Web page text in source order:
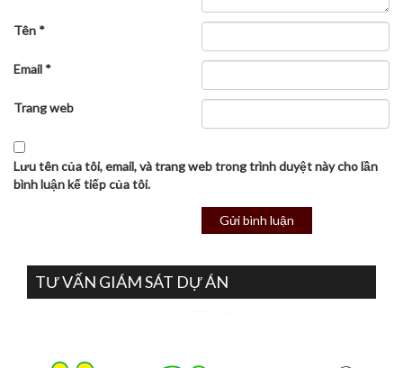
Tên *
Email *
Trang web
Lưu tên của tôi, email, và trang web trong trình duyệt này cho lần
bình luận kế tiếp của tôi.
TƯ VẤN GIÁM SÁT DỰ ÁN